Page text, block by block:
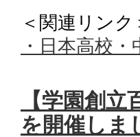
＜関連リンク
・日本高校
【学園創
を開催しま